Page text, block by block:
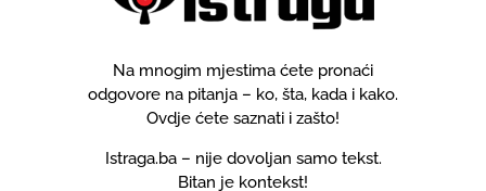
Na mnogim mjestima ćete pronaći
odgovore na pitanja – ko, šta, kada i kako.
Ovdje ćete saznati i zašto!
Istraga.ba – nije dovoljan samo tekst.
Bitan je kontekst!